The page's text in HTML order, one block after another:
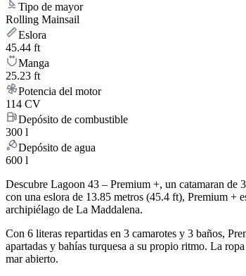
Tipo de mayor
Rolling Mainsail
Eslora
45.44 ft
Manga
25.23 ft
Potencia del motor
114 CV
Depósito de combustible
300 l
Depósito de agua
600 l
Descubre Lagoon 43 – Premium +, un catamaran de
con una eslora de 13.85 metros (45.4 ft), Premium +
archipiélago de La Maddalena.
Con 6 literas repartidas en 3 camarotes y 3 baños,
apartadas y bahías turquesa a su propio ritmo. La
mar abierto.